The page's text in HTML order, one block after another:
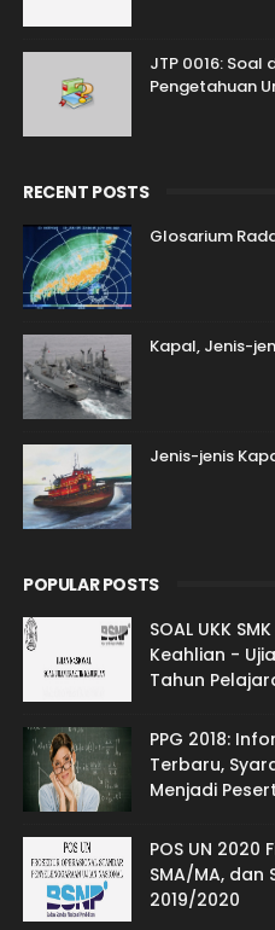
JTP 0016: Soal
Pengetahuan
RECENT POSTS
Glosarium
Kapal, Jenis-
Jenis-jenis
POPULAR POSTS
SOAL UKK
Keahlian -
Tahun
PPG 2018:
Terbaru,
Menjadi
POS UN 2020
SMA/MA, dan
2019/2020